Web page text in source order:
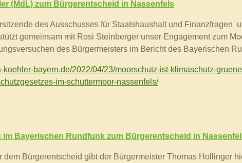
(MdL) zum Bürgerentscheid in Nassenfels
des Ausschusses für Staatshaushalt und Finanzfragen
gemeinsam mit Rosi Steinberger unser Engagement zum
des Bürgermeisters im Bericht des Bayerischen
koehler-bayern.de/2022/04/23/moorschutz-ist-klimaschutz-
im-schuttermoor-nassenfels/
im Bayerischen Rundfunk zum Bürgerentscheid in
dem Bürgerentscheid gibt der Bürgermeister Thomas Hollinger